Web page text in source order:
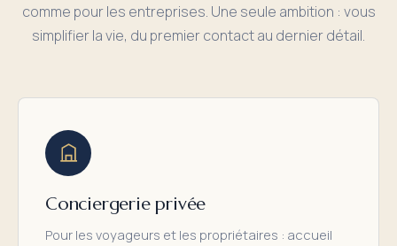
comme pour les entreprises. Une seule ambition : vous
simplifier la vie, du premier contact au dernier détail.
Conciergerie privée
Pour les voyageurs et les propriétaires : accueil